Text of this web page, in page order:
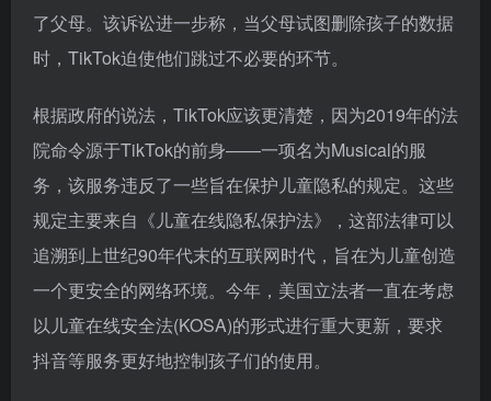
了父母。该诉讼进一步称，当父母试图删除孩子的数据
时，TikTok迫使他们跳过不必要的环节。
根据政府的说法，TikTok应该更清楚，因为2019年的法
院命令源于TikTok的前身——一项名为Musical的服
务，该服务违反了一些旨在保护儿童隐私的规定。这些
规定主要来自《儿童在线隐私保护法》，这部法律可以
追溯到上世纪90年代末的互联网时代，旨在为儿童创造
一个更安全的网络环境。今年，美国立法者一直在考虑
以儿童在线安全法(KOSA)的形式进行重大更新，要求
抖音等服务更好地控制孩子们的使用。